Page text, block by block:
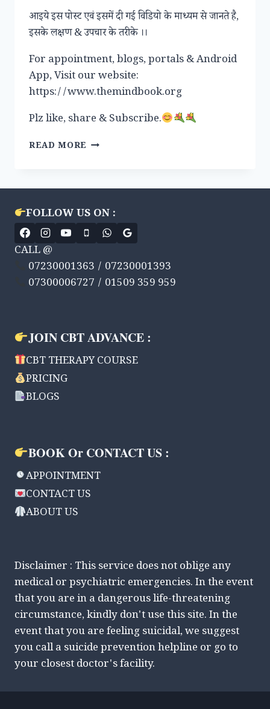
आइये इस पोस्ट एवं इसमें दी गई विडियो के माध्यम से जानते है,
इसके लक्षण & उपचार के तरीके ।।
For appointment, blogs, portals & Android
App, Visit our website:
https://www.themindbook.org
Plz like, share & Subscribe.
READ MORE डिप्रेशन
बात
करें,
क्या
है,
के
लक्षण,
#DEPRESSION,
#SYMPTOMS
FOLLOW US ON :
CALL @
07230001363 / 07230001393
07300006727 / 01509 359 959
JOIN CBT ADVANCE :
CBT THERAPY COURSE
PRICING
BLOGS
BOOK Or CONTACT US :
APPOINTMENT
CONTACT US
ABOUT US
Disclaimer : This service does not oblige any
medical or psychiatric emergencies. In the event
that you are in a dangerous life-threatening
circumstance, kindly don't use this site. In the
event that you are feeling suicidal, we suggest
you call a suicide prevention helpline or go to
your closest doctor's facility.